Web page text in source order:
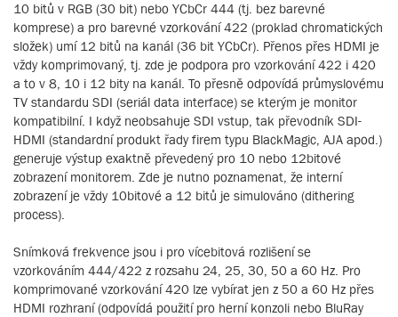
10 bitů v RGB (30 bit) nebo YCbCr 444 (tj. bez barevné
komprese) a pro barevné vzorkování 422 (proklad chromatických
složek) umí 12 bitů na kanál (36 bit YCbCr). Přenos přes HDMI je
vždy komprimovaný, tj. zde je podpora pro vzorkování 422 i 420
a to v 8, 10 i 12 bity na kanál. To přesně odpovídá průmyslovému
TV standardu SDI (seriál data interface) se kterým je monitor
kompatibilní. I když neobsahuje SDI vstup, tak převodník SDI-
HDMI (standardní produkt řady firem typu BlackMagic, AJA apod.)
generuje výstup exaktně převedený pro 10 nebo 12bitové
zobrazení monitorem. Zde je nutno poznamenat, že interní
zobrazení je vždy 10bitové a 12 bitů je simulováno (dithering
process).
Snímková frekvence jsou i pro vícebitová rozlišení se
vzorkováním 444/422 z rozsahu 24, 25, 30, 50 a 60 Hz. Pro
komprimované vzorkování 420 lze vybírat jen z 50 a 60 Hz přes
HDMI rozhraní (odpovídá použití pro herní konzoli nebo BluRay